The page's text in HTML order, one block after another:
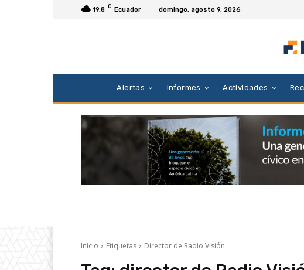
19.8 C Ecuador domingo, agosto 9, 2026
Alertas Informes Actividades
Inicio Etiquetas Director de Radio Visión